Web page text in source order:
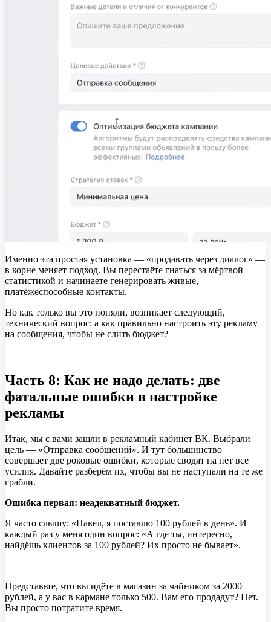
Именно эта простая установка — «продавать через диалог» —
в корне меняет подход. Вы перестаёте гнаться за мёртвой
статистикой и начинаете генерировать живые,
платёжеспособные контакты.
Но как только вы это поняли, возникает следующий,
технический вопрос: а как правильно настроить эту рекламу
на сообщения, чтобы не слить бюджет?
Часть 8: Как не надо делать: две
фатальные ошибки в настройке
рекламы
Итак, мы с вами зашли в рекламный кабинет ВК. Выбрали
цель — «Отправка сообщений». И тут большинство
совершает две роковые ошибки, которые сводят на нет все
усилия. Давайте разберём их, чтобы вы не наступали на те же
грабли.
Ошибка первая: неадекватный бюджет.
Я часто слышу: «Павел, я поставлю 100 рублей в день». И
каждый раз у меня один вопрос: «А где ты, интересно,
найдёшь клиентов за 100 рублей? Их просто не бывает».
Представьте, что вы идёте в магазин за чайником за 2000
рублей, а у вас в кармане только 500. Вам его продадут? Нет.
Вы просто потратите время.